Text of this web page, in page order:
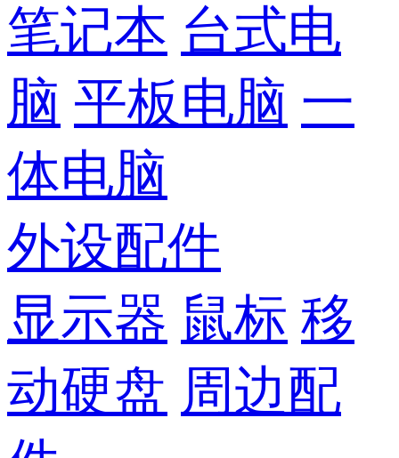
笔记本 台式电
脑 平板电脑 一
体电脑
外设配件
显示器 鼠标 移
动硬盘 周边配